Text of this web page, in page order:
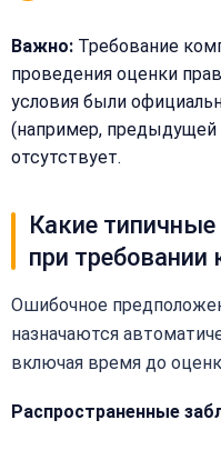
Важно: Требование
проведения оценки
условия были
(например, предыдущей
отсутствует.
Какие
при требовании
Ошибочное
назначаются
включая время до
Распространенные
Получить расчёт
Или
позвоните
нам:
+7
22-